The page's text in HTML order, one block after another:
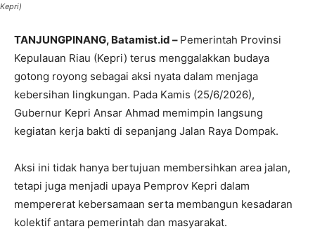
Kepri)
TANJUNGPINANG, Batamist.id – Pemerintah Provinsi
Kepulauan Riau (Kepri) terus menggalakkan budaya
gotong royong sebagai aksi nyata dalam menjaga
kebersihan lingkungan. Pada Kamis (25/6/2026),
Gubernur Kepri Ansar Ahmad memimpin langsung
kegiatan kerja bakti di sepanjang Jalan Raya Dompak.
Aksi ini tidak hanya bertujuan membersihkan area jalan,
tetapi juga menjadi upaya Pemprov Kepri dalam
mempererat kebersamaan serta membangun kesadaran
kolektif antara pemerintah dan masyarakat.